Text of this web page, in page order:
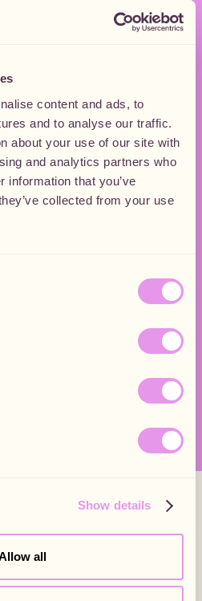
content and ads, to
and to analyse our traffic.
about your use of our site with
and analytics partners who
information that you’ve
collected from your use
Show details
all
et entrepreneuriat
Lire